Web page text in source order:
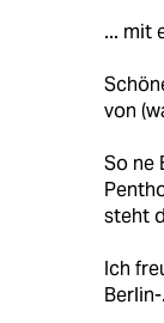
... mit
von
So ne
steht
Ich